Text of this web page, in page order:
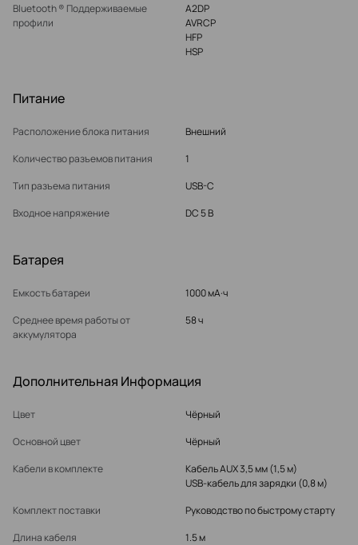
Bluetooth ® Поддерживаемые
профили
A2DP
AVRCP
HFP
HSP
Питание
Расположение блока питания
Внешний
Количество разъемов питания
1
Тип разъема питания
USB-C
Входное напряжение
DC 5 В
Батарея
Емкость батареи
1000 мА·ч
Среднее время работы от
аккумулятора
58 ч
Дополнительная Информация
Цвет
Чёрный
Основной цвет
Чёрный
Кабели в комплекте
Кабель AUX 3,5 мм (1,5 м)
USB-кабель для зарядки (0,8 м)
Комплект поставки
Руководство по быстрому старту
Длина кабеля
1.5 м